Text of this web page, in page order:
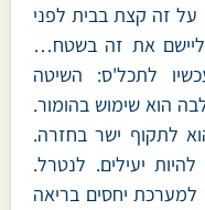
על זה קצת בבית לפני
את זה בשטח…
לתכל'ס: השיטה
הוא שימוש בהומור.
לתקוף ישר בחזרה.
יעילים. לנטרל.
למערכת יחסים בריאה